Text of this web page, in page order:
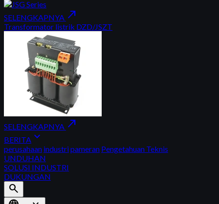
SELENGKAPNYA north_east
Transformator listrik DZD/JSZT
SELENGKAPNYA north_east
BERITA expand_more
perusahaan industripameran Pengetahuan Teknis
UNDUHAN
SOLUSI INDUSTRI
DUKUNGAN
search